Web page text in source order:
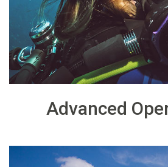
Advanced